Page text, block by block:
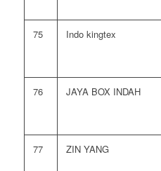
75 Indo kingtex
76 JAYA BOX INDAH
77 ZIN YANG